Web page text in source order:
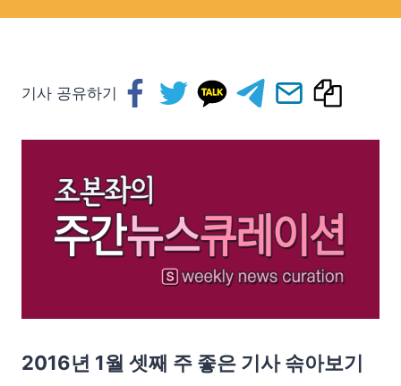
기사 공유하기
2016년 1월 셋째 주 좋은 기사 솎아보기